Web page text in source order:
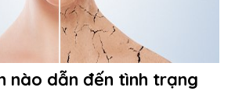
nào dẫn đến tình trạng